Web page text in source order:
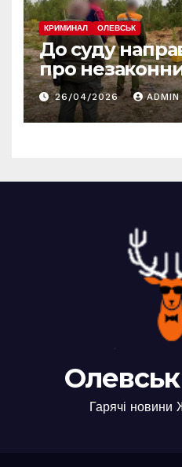
КРИМИНАЛ ОЛЕВСЬК
До суду
про
промисловий
пісковику на
26/04/2026 ADMIN
Гарячі